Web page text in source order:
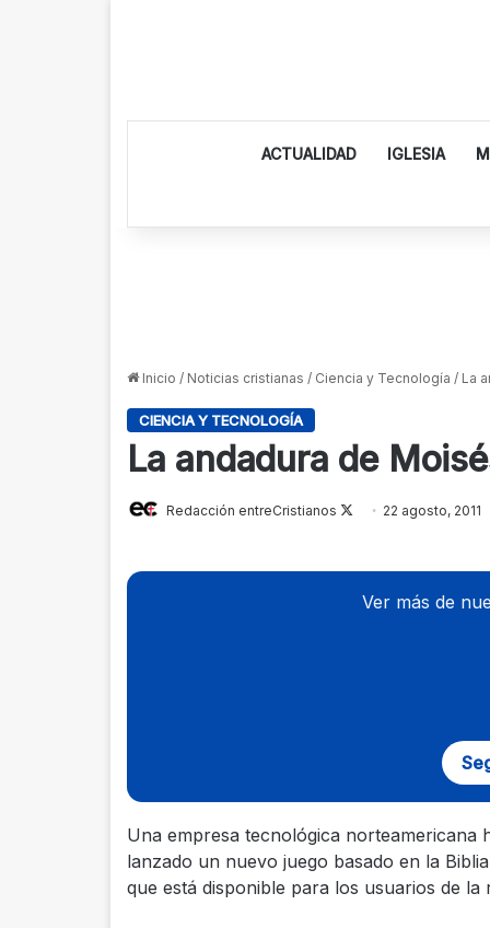
ACTUALIDAD IGLESIA
Inicio / Noticias cristianas / Ciencia y Tecnología / La
CIENCIA Y TECNOLOGÍA
La andadura de
Redacción entreCristianos
Follow22 agosto, 2011
Ver más de
Una empresa tecnológica norteamericana
lanzado un nuevo juego basado en la
que está disponible para los usuarios de la